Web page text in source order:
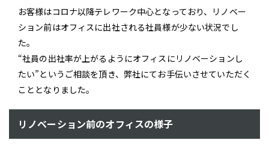
お客様はコロナ以降テレワーク中心となっており、リノベー
ション前はオフィスに出社される社員様が少ない状況でし
た。
“社員の出社率が上がるようにオフィスにリノベーションし
たい”というご相談を頂き、弊社にてお手伝いさせていただく
こととなりました。
リノベーション前のオフィスの様子